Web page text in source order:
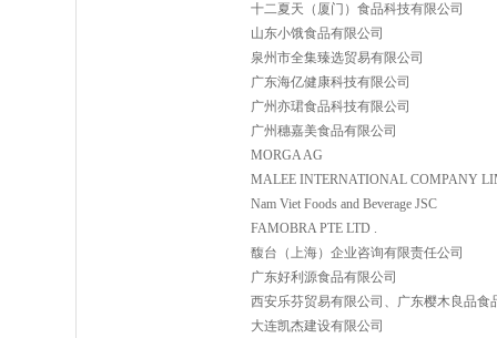
十二夏天（厦门）食品科技有限公司
山东小饿食品有限公司
泉州市全集臻选贸易有限公司
广东海亿健康科技有限公司
广州亦珺食品科技有限公司
广州穗嘉美食品有限公司
MORGA AG
MALEE INTERNATIONAL COMPANY
Nam Viet Foods and Beverage JSC
FAMOBRA PTE LTD .
馥台（上海）企业咨询有限责任公司
广东好利源食品有限公司
西安乐芬贸易有限公司、广东樱木良品食
大连凯杰建设有限公司